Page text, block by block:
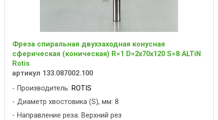
Фреза спиральная двухзаходная конусная
сферическая (коническая) R=1 D=2x70x120 S=8 ALTiN
Rotis
артикул 133.087002.100
Производитель: ROTIS
Диаметр хвостовика (S), мм: 8
Направление реза: Верхний рез